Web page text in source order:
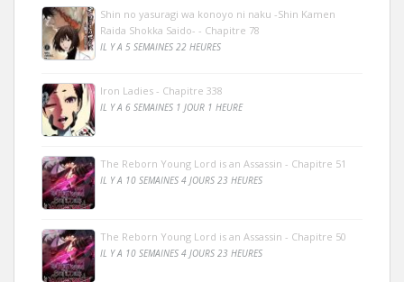
Shin no yasuragi wa konoyo ni naku -Shin Kamen
Raida Shokka Saido- - Chapitre 78
IL Y A 5 SEMAINES 22 HEURES
Iron Ladies - Chapitre 338
IL Y A 6 SEMAINES 1 JOUR 1 HEURE
The Reborn Young Lord is an Assassin - Chapitre 51
IL Y A 10 SEMAINES 4 JOURS 23 HEURES
The Reborn Young Lord is an Assassin - Chapitre 50
IL Y A 10 SEMAINES 4 JOURS 23 HEURES